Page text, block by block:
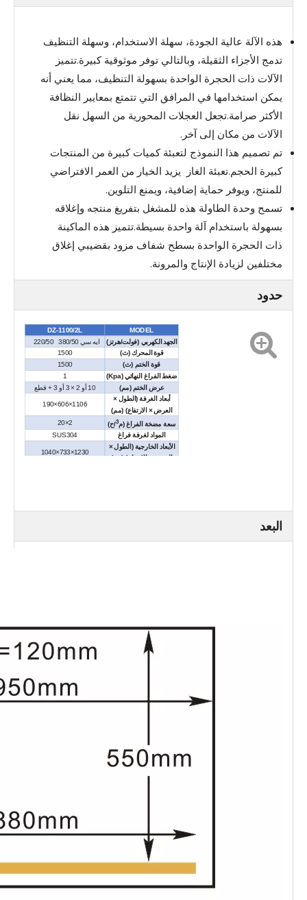
هذه الآلة عالية الجودة، سهلة الاستخدام، وسهلة التنظيف
تدمج الأجزاء الثقيلة، وبالتالي توفر موثوقية كبيرة.تتميز
الآلات ذات الحجرة الواحدة بسهولة التنظيف، مما يعني أنه
يمكن استخدامها في المرافق التي تتمتع بمعايير النظافة
الأكثر صرامة.تجعل العجلات المحورية من السهل نقل
الآلات من مكان إلى آخر.
تم تصميم هذا النموذج لتعبئة كميات كبيرة من المنتجات
كبيرة الحجم.تعبئة الغاز يزيد الخيار من العمر الافتراضي
للمنتج، ويوفر حماية إضافية، ويمنع التلوين.
تسمح وحدة الطاولة هذه للمشغل بتفريغ منتجه وإغلاقه
بسهولة باستخدام آلة واحدة بسيطة.تتميز هذه الماكينة
ذات الحجرة الواحدة بسطح شفاف مزود بقضيبي إغلاق
مختلفين لزيادة الإنتاج والمرونة.
حدود
MODEL
DZ-1100/2L
الجهد الكهربي (فولت/هرتز)
ايه سي 380/50 220/50
قوة المحرك (ث)
1500
قوة الختم (ث)
1500
ضغط الفراغ النهائي (Kpa)
1
عرض الختم (مم)
10 أو 2 × 3 أو 3 + قطع
أبعاد الغرفة (الطول ×
العرض × الارتفاع) (مم)
1106×606×190
سعة مضخة الفراغ (م3/ح)
2×20
المواد لغرفة فراغ
SUS304
الأبعاد الخارجية (الطول ×
العرض × الارتفاع) (مم)
1230×733×1040
البعد